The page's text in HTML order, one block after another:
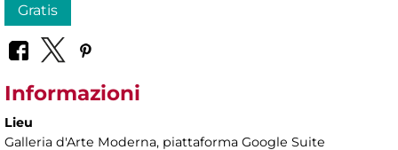
Gratis
Informazioni
Lieu
Galleria d'Arte Moderna, piattaforma Google Suite